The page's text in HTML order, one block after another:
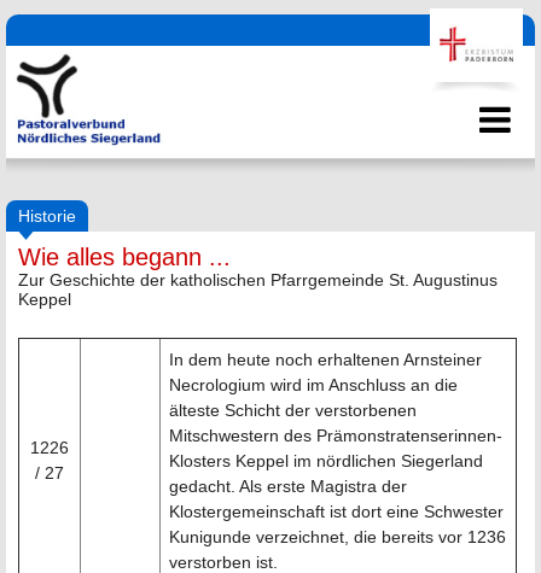
Historie
Wie alles begann ...
Zur Geschichte der katholischen Pfarrgemeinde St. Augustinus
Keppel
1226
/ 27
In dem heute noch erhaltenen Arnsteiner
Necrologium wird im Anschluss an die
älteste Schicht der verstorbenen
Mitschwestern des Prämonstratenserinnen-
Klosters Keppel im nördlichen Siegerland
gedacht. Als erste Magistra der
Klostergemeinschaft ist dort eine Schwester
Kunigunde verzeichnet, die bereits vor 1236
verstorben ist.